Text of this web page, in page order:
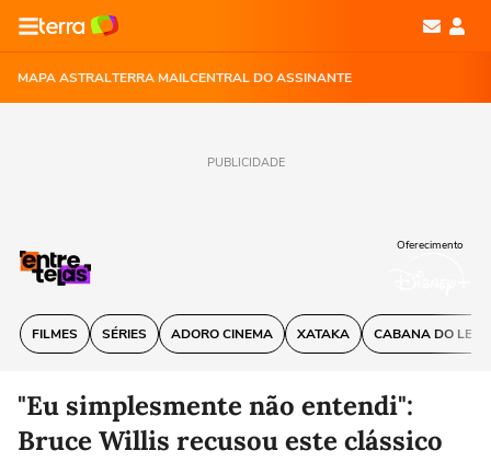
MAPA ASTRALTERRA MAILCENTRAL DO ASSINANTE
PUBLICIDADE
FILMES SÉRIES ADORO CINEMA XATAKA CABANA DO
Oferecimento
"Eu simplesmente não entendi":
Bruce Willis recusou este clássico